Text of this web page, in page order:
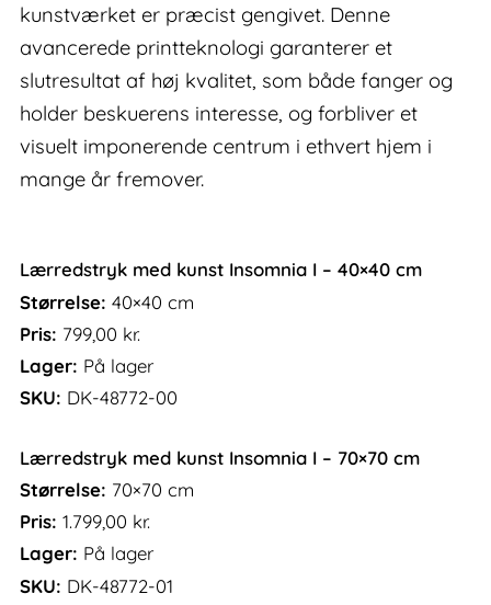
kunstværket er præcist gengivet. Denne
avancerede printteknologi garanterer et
slutresultat af høj kvalitet, som både fanger og
holder beskuerens interesse, og forbliver et
visuelt imponerende centrum i ethvert hjem i
mange år fremover.
Lærredstryk med kunst Insomnia I – 40×40 cm
Størrelse: 40×40 cm
Pris: 799,00 kr.
Lager: På lager
SKU: DK-48772-00
Lærredstryk med kunst Insomnia I – 70×70 cm
Størrelse: 70×70 cm
Pris: 1.799,00 kr.
Lager: På lager
SKU: DK-48772-01